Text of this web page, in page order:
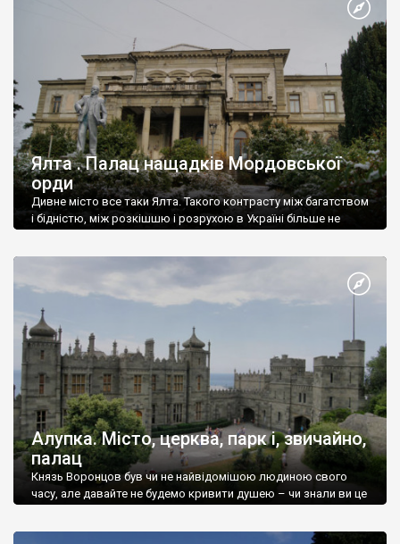
Ялта . Палац нащадків Мордовської
орди
Дивне місто все таки Ялта. Такого контрасту між багатством
і бідністю, між розкішшю і розрухою в Україні більше не
Алупка. Місто, церква, парк і, звичайно,
палац
Князь Воронцов був чи не найвідомішою людиною свого
часу, але давайте не будемо кривити душею – чи знали ви це